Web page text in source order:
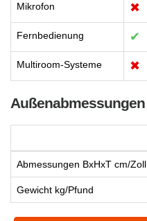
Mikrofon ✖
Fernbedienung ✔
Multiroom-Systeme ✖
Außenabmessungen
Abmessungen BxHxT cm/Zoll
Gewicht kg/Pfund